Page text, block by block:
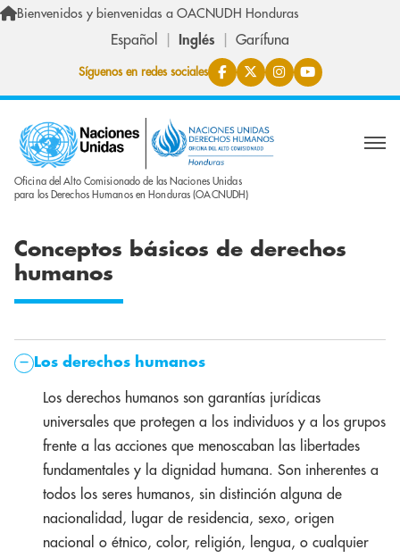
Skip to main content
Bienvenidos y bienvenidas a OACNUDH Honduras
Español Inglés Garífuna
Síguenos en redes sociales
Oficina del Alto Comisionado de las Naciones Unidas
para los Derechos Humanos en Honduras (OACNUDH)
Conceptos básicos de derechos
humanos
Los derechos humanos
Los derechos humanos son garantías jurídicas
universales que protegen a los individuos y a los grupos
frente a las acciones que menoscaban las libertades
fundamentales y la dignidad humana. Son inherentes a
todos los seres humanos, sin distinción alguna de
nacionalidad, lugar de residencia, sexo, origen
nacional o étnico, color, religión, lengua, o cualquier